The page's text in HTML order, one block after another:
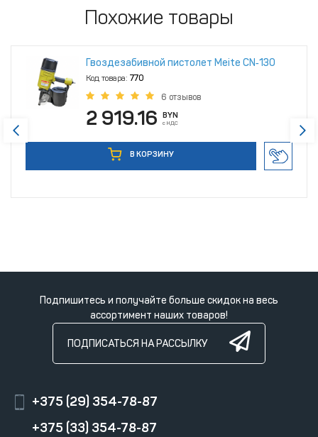
Похожие товары
Гвоздезабивной пистолет Meite CN‑130
Код товара: 770
6 отзывов
2 919.16 BYN
с НДС
В КОРЗИНУ
Подпишитесь и получайте больше скидок на весь
ассортимент наших товаров!
ПОДПИСАТЬСЯ НА РАССЫЛКУ
+375 (29) 354-78-87
+375 (33) 354-78-87